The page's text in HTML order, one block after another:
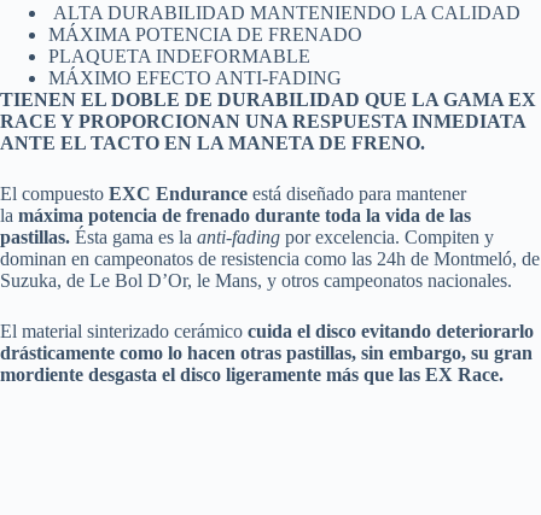
ALTA DURABILIDAD MANTENIENDO LA CALIDAD
MÁXIMA POTENCIA DE FRENADO
PLAQUETA INDEFORMABLE
MÁXIMO EFECTO ANTI-FADING
TIENEN EL DOBLE DE DURABILIDAD QUE LA GAMA EX
RACE Y PROPORCIONAN UNA RESPUESTA INMEDIATA
ANTE EL TACTO EN LA MANETA DE FRENO.
El compuesto EXC Endurance está diseñado para mantener
la máxima potencia de frenado durante toda la vida de las
pastillas. Ésta gama es la anti-fading por excelencia. Compiten y
dominan en campeonatos de resistencia como las 24h de Montmeló, de
Suzuka, de Le Bol D’Or, le Mans, y otros campeonatos nacionales.
El material sinterizado cerámico cuida el disco evitando deteriorarlo
drásticamente como lo hacen otras pastillas, sin embargo, su gran
mordiente desgasta el disco ligeramente más que las EX Race.